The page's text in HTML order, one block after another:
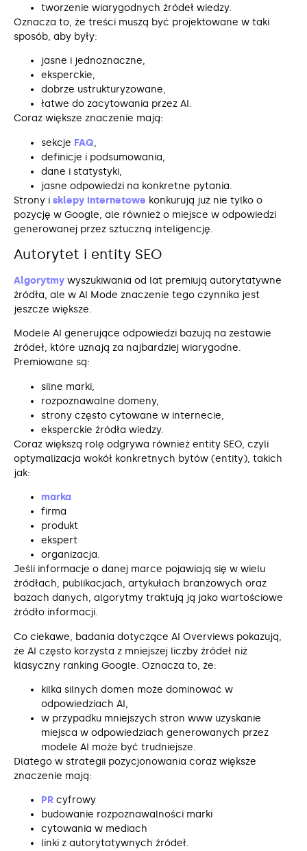
tworzenie wiarygodnych źródeł wiedzy.
Oznacza to, że treści muszą być projektowane w taki
sposób, aby były:
jasne i jednoznaczne,
eksperckie,
dobrze ustrukturyzowane,
łatwe do zacytowania przez AI.
Coraz większe znaczenie mają:
sekcje FAQ,
definicje i podsumowania,
dane i statystyki,
jasne odpowiedzi na konkretne pytania.
Strony i sklepy internetowe konkurują już nie tylko o
pozycję w Google, ale również o miejsce w odpowiedzi
generowanej przez sztuczną inteligencję.
Autorytet i entity SEO
Algorytmy wyszukiwania od lat premiują autorytatywne
źródła, ale w AI Mode znaczenie tego czynnika jest
jeszcze większe.
Modele AI generujące odpowiedzi bazują na zestawie
źródeł, które uznają za najbardziej wiarygodne.
Premiowane są:
silne marki,
rozpoznawalne domeny,
strony często cytowane w internecie,
eksperckie źródła wiedzy.
Coraz większą rolę odgrywa również entity SEO, czyli
optymalizacja wokół konkretnych bytów (entity), takich
jak:
marka
firma
produkt
ekspert
organizacja.
Jeśli informacje o danej marce pojawiają się w wielu
źródłach, publikacjach, artykułach branżowych oraz
bazach danych, algorytmy traktują ją jako wartościowe
źródło informacji.
Co ciekawe, badania dotyczące AI Overviews pokazują,
że AI często korzysta z mniejszej liczby źródeł niż
klasyczny ranking Google. Oznacza to, że:
kilka silnych domen może dominować w
odpowiedziach AI,
w przypadku mniejszych stron www uzyskanie
miejsca w odpowiedziach generowanych przez
modele AI może być trudniejsze.
Dlatego w strategii pozycjonowania coraz większe
znaczenie mają:
PR cyfrowy
budowanie rozpoznawalności marki
cytowania w mediach
linki z autorytatywnych źródeł.